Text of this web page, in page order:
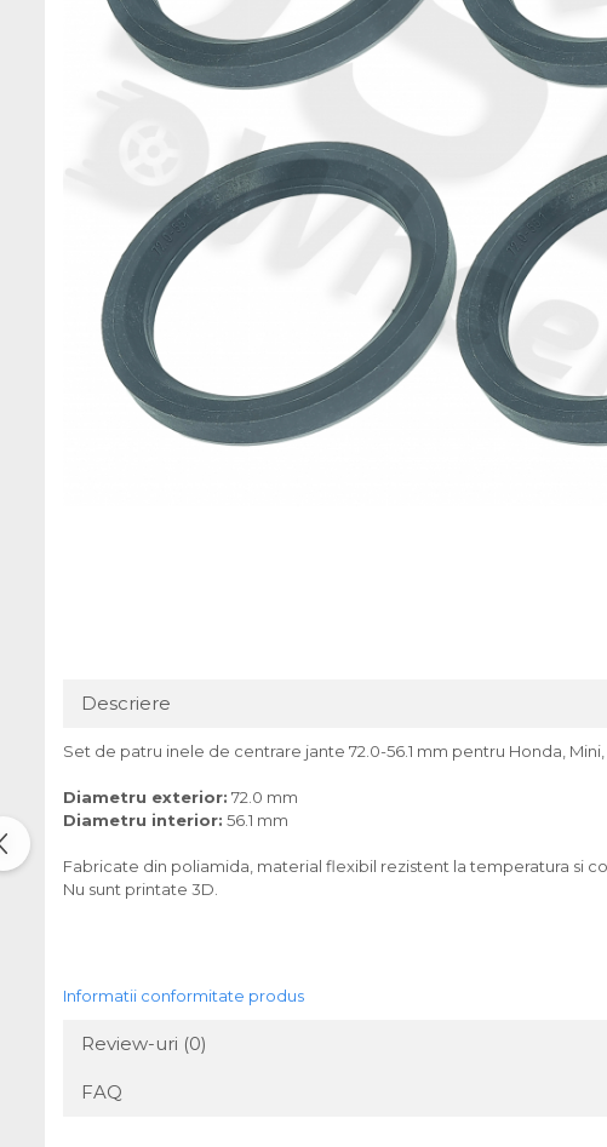
Descriere
Set de patru inele de centrare jante 72.0-56.1 mm pentru Honda,
Diametru exterior: 72.0 mm
Diametru interior: 56.1 mm
Fabricate din poliamida, material flexibil rezistent la temperatura si
Nu sunt printate 3D.
Informatii conformitate produs
Review-uri (0)
FAQ